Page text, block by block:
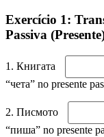
Exercício 1:
Passiva
1. Книгата
“чета” no presente
2. Писмото
“пиша” no presente